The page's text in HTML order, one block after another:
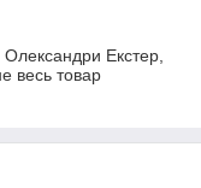
Екстер,
весь товар